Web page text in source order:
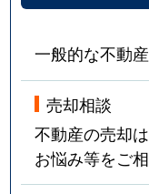
一般的な不動
売却相談
不動産の売却
お悩み等をご